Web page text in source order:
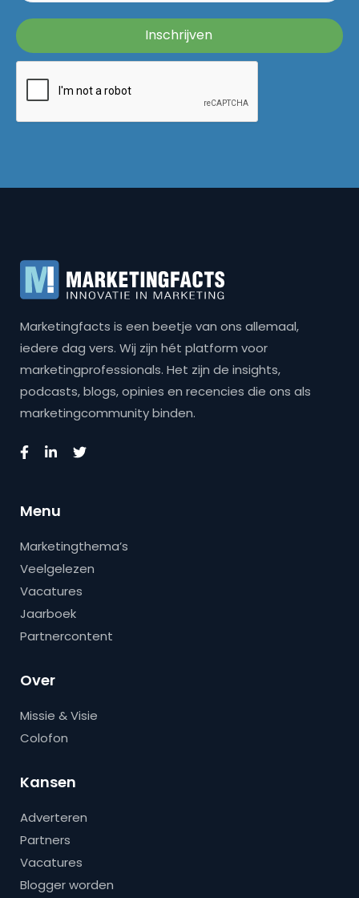
Marketingfacts is een beetje van ons allemaal,
iedere dag vers. Wij zijn hét platform voor
marketingprofessionals. Het zijn de insights,
podcasts, blogs, opinies en recencies die ons als
marketingcommunity binden.
Menu
Marketingthema’s
Veelgelezen
Vacatures
Jaarboek
Partnercontent
Over
Missie & Visie
Colofon
Kansen
Adverteren
Partners
Vacatures
Blogger worden